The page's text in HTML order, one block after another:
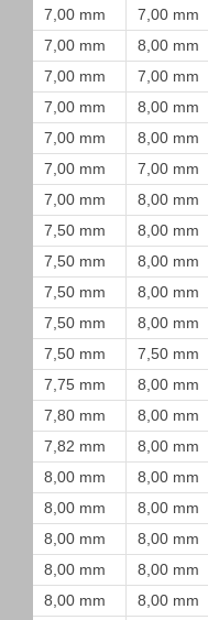
7,00 mm 7,00 mm
7,00 mm
8,00 mm
7,00 mm
7,00 mm
7,00 mm
8,00 mm
7,00 mm
8,00 mm
7,00 mm
7,00 mm
7,00 mm
8,00 mm
7,50 mm
8,00 mm
7,50 mm
8,00 mm
7,50 mm
8,00 mm
7,50 mm
8,00 mm
7,50 mm
7,50 mm
7,75 mm
8,00 mm
7,80 mm
8,00 mm
7,82 mm
8,00 mm
8,00 mm
8,00 mm
8,00 mm
8,00 mm
8,00 mm
8,00 mm
8,00 mm
8,00 mm
8,00 mm
8,00 mm